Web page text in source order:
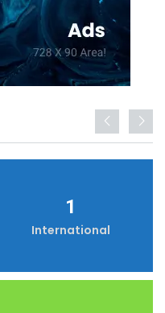
1
International